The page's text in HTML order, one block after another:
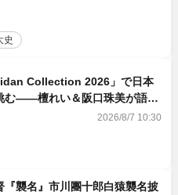
史
Collection 2026」で日本
む――檀れい＆阪口珠美が語る
新たな魅力
2026/8/7 10:30
『襲名』市川團十郎白猿襲名披